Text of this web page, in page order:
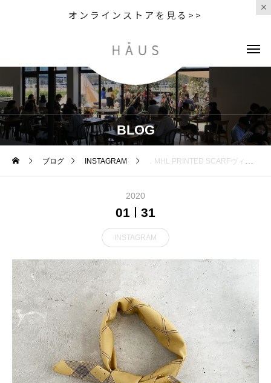
オンラインストアを見る>>
BLOG
ブログ INSTAGRAM ．MHL PRINTED SCARFヴィンテージスカーフを元に作られた大判スカーフ。手捺染と呼ばれるハンドプリントで1枚1枚丁寧に作られたコットンスカーフです。 ．．color ブラック、ライトオークルsize 65㎝×65㎝HÅUSのハウエルのインスタはこちらです︎@haus_howell ．#MHL#printed scarf#scarf#hausmatsue #島根#松江
2020
01 31
INSTAGRAM